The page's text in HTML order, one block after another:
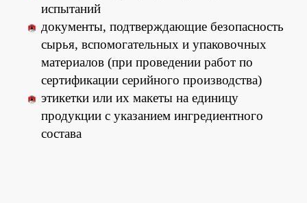
испытаний
документы, подтверждающие безопасность
сырья, вспомогательных и упаковочных
материалов (при проведении работ по
сертификации серийного производства)
этикетки или их макеты на единицу
продукции с указанием ингредиентного
состава